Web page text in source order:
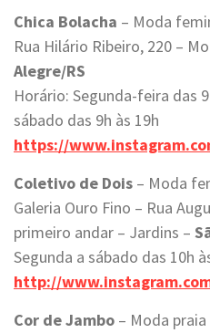
Chica Bolacha – Moda
Rua Hilário Ribeiro, 220 –
Alegre/RS
Horário: Segunda-feira das
sábado das 9h às 19h
https://
Coletivo de Dois – Moda
Galeria Ouro Fino – Rua
primeiro andar – Jardins –
Segunda a sábado das 10h
http://
Cor de Jambo – Moda praia